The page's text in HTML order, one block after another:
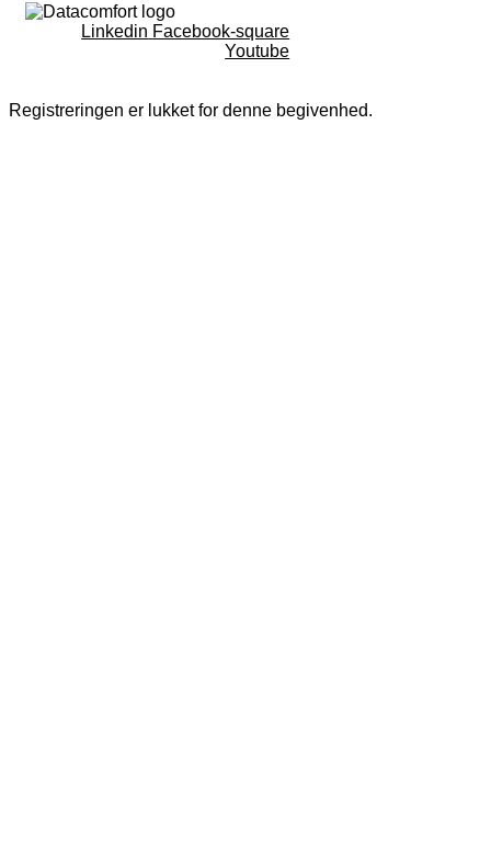
Linkedin Facebook-square
Youtube
Registreringen er lukket for denne begivenhed.